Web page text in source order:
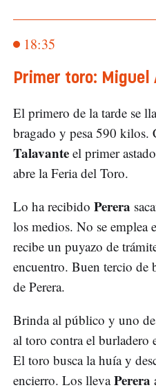
18:35
Primer toro: Miguel
El primero de la tarde se
bragado y pesa 590 kilos.
Talavante el primer
abre la Feria del Toro.
Lo ha recibido Perera
los medios. No se emplea
recibe un puyazo de
encuentro. Buen tercio de
de Perera.
Brinda al público y uno
al toro contra el burladero
El toro busca la huía y
encierro. Los llevaPerera